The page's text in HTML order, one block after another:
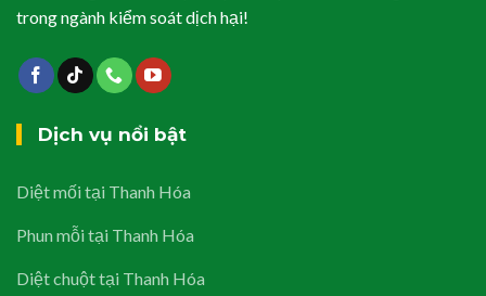
trong ngành kiểm soát dịch hại!
Dịch vụ nổi bật
Diệt mối tại Thanh Hóa
Phun mỗi tại Thanh Hóa
Diệt chuột tại Thanh Hóa